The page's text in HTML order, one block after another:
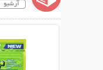
آرشیو